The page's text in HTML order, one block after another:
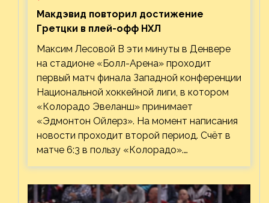
Макдэвид повторил достижение
Гретцки в плей-офф НХЛ
Максим Лесовой В эти минуты в Денвере
на стадионе «Болл-Арена» проходит
первый матч финала Западной конференции
Национальной хоккейной лиги, в котором
«Колорадо Эвеланш» принимает
«Эдмонтон Ойлерз». На момент написания
новости проходит второй период. Счёт в
матче 6:3 в пользу «Колорадо».…